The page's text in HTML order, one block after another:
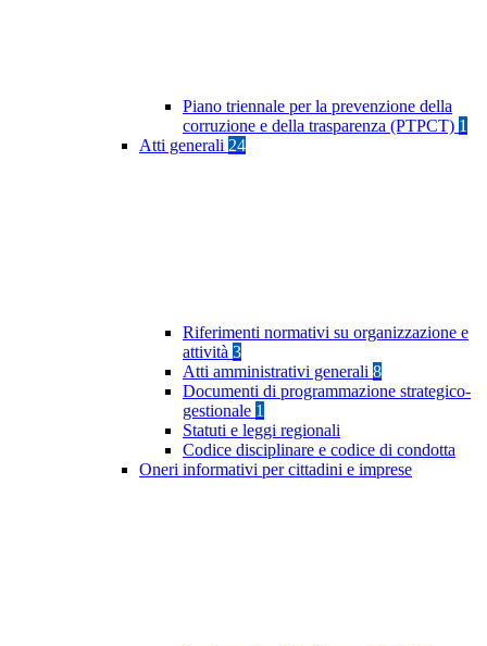
Piano triennale per la prevenzione della
corruzione e della trasparenza (PTPCT) 1
Atti generali 24
Riferimenti normativi su organizzazione e
attività 3
Atti amministrativi generali 8
Documenti di programmazione strategico-
gestionale 1
Statuti e leggi regionali
Codice disciplinare e codice di condotta
Oneri informativi per cittadini e imprese